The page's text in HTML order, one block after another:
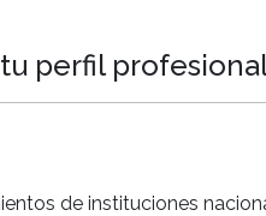
perfil
de instituciones